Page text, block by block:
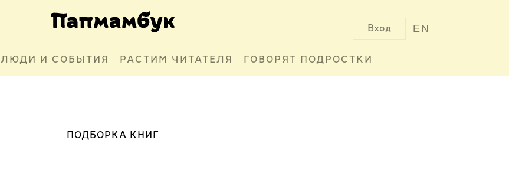
EN
Вход
ЛЮДИ И СОБЫТИЯ РАСТИМ ЧИТАТЕЛЯ ГОВОРЯТ ПОДРОСТКИ
ПОДБОРКА КНИГ